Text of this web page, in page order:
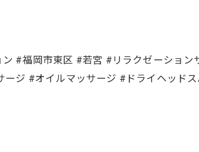
#福岡市東区 #若宮 #リラクゼーショ
ージ #オイルマッサージ #ドライヘッド